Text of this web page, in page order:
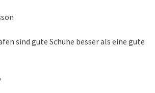
sind gute Schuhe besser als eine gute